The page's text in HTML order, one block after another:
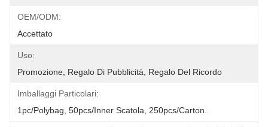
OEM/ODM:
Accettato
Uso:
Promozione, Regalo Di Pubblicità, Regalo Del Ricordo
Imballaggi Particolari:
1pc/polybag, 50pcs/inner Scatola, 250pcs/carton.